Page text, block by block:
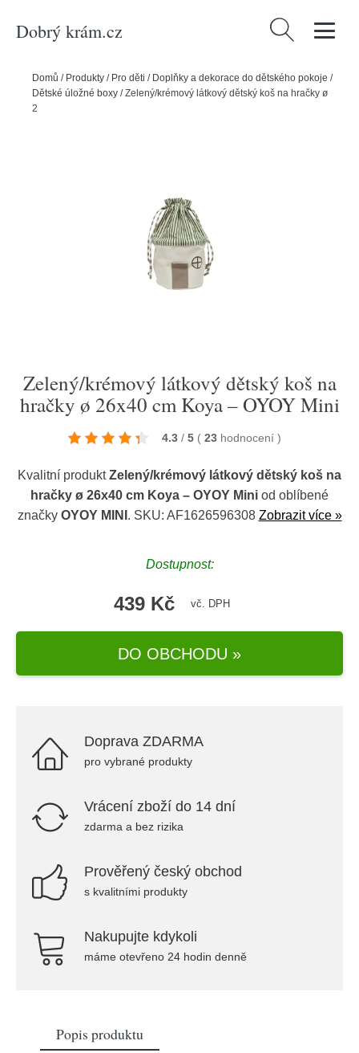
Dobrý krám.cz Vyhledávání
Domů / Produkty / Pro děti / Doplňky a dekorace do dětského pokoje /
Dětské úložné boxy /Zelený/krémový látkový dětský koš na hračky ø
26x40 cm Koya – OYOY Mini
Zelený/krémový látkový dětský koš na
hračky ø 26x40 cm Koya – OYOY Mini
4.3 / 5 ( 23 hodnocení )
Kvalitní produktZelený/krémový látkový dětský koš na
hračky ø 26x40 cm Koya – OYOY Mini od oblíbené
značky OYOY MINI . SKU: AF1626596308 Zobrazit více »
Dostupnost:
439 Kč vč. DPH
DO OBCHODU »
Doprava ZDARMA
pro vybrané produkty
Vrácení zboží do 14 dní
zdarma a bez rizika
Prověřený český obchod
s kvalitními produkty
Nakupujte kdykoli
máme otevřeno 24 hodin denně
Popis produktu